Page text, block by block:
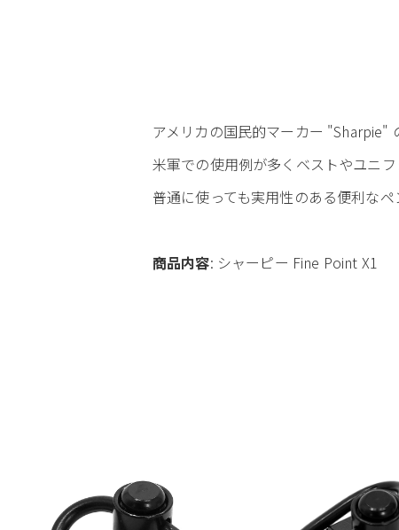
アメリカの国民的マーカー "Sharpie"
米軍での使用例が多くベストやユニフ
普通に使っても実用性のある便利な
商品内容: シャーピー Fine Point X1